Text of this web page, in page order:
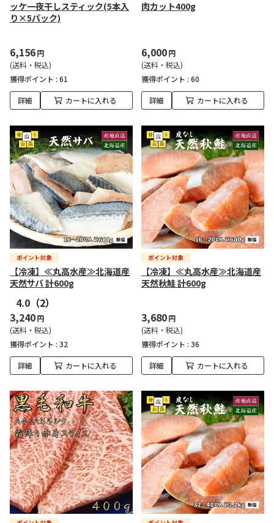
ッケ一夜干しスティック(5本入
り×5パック)
6,156円
(送料・税込)
獲得ポイント : 61
詳細 カートに入れる
肉カット400g
6,000円
(送料・税込)
獲得ポイント : 60
詳細 カートに入れる
【冷凍】≪丸高水産≫北海道産
天然サバ 計600g
4.0 （2）
3,240円
(送料・税込)
獲得ポイント : 32
詳細 カートに入れる
【冷凍】≪丸高水産≫北海道産
天然秋鮭 計600g
3,680円
(送料・税込)
獲得ポイント : 36
詳細 カートに入れる